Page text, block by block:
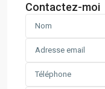
Contactez-moi